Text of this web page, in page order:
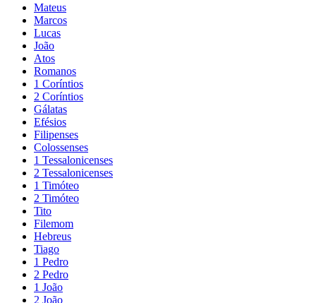
Mateus
Marcos
Lucas
João
Atos
Romanos
1 Coríntios
2 Coríntios
Gálatas
Efésios
Filipenses
Colossenses
1 Tessalonicenses
2 Tessalonicenses
1 Timóteo
2 Timóteo
Tito
Filemom
Hebreus
Tiago
1 Pedro
2 Pedro
1 João
2 João